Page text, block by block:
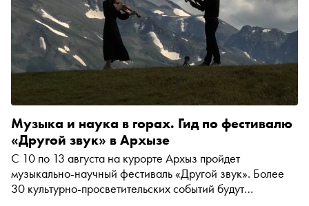
Музыка и наука в горах. Гид по фестивалю
«Другой звук» в Архызе
С 10 по 13 августа на курорте Архыз пройдет
музыкально-научный фестиваль «Другой звук». Более
30 культурно-просветительских событий будут